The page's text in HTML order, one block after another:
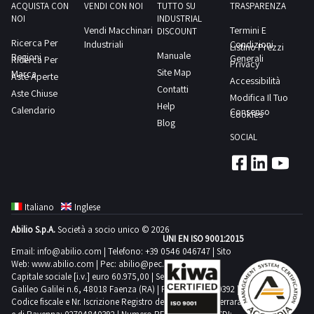
corpo
macchina
Lotto
dalla
in
questo
lotto.Beni
venduti
a
corpo
ACQUISTA CON
NOI
Ricerca Per
Regioni
Ricerca Per
Marca
Aste Aperte
Aste Chiuse
Calendario
VENDI CON NOI
Vendi Macchinari
Industriali
TUTTO SU
INDUSTRIAL
DISCOUNT
Manuale
Site Map
Contatti
Help
Blog
TRASPARENZA
Termini E
Condizioni
Generali
Listino Prezzi
Privacy
Accessibilità
Modifica Il Tuo
Consenso
Cookies
SOCIAL
Italiano
Inglese
Abilio S.p.A.Società a socio unico © 2026
Email: info@abilio.com | Telefono: +39 0546 046747 | Sito
Web: www.abilio.com | Pec: abilio@pec.illimity.com
Capitale sociale [i.v.] euro 60.975,00 | Sede legale in Via
Galileo Galilei n.6, 48018 Faenza (RA) | P.IVA: 02704840392 |
Codice fiscale e Nr. Iscrizione Registro delle Imprese di Ferrara
UNI EN ISO 9001:2015